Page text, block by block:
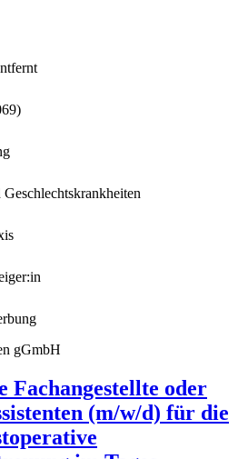
)
gGmbH
Fachangestellte oder
(m/w/d) für die